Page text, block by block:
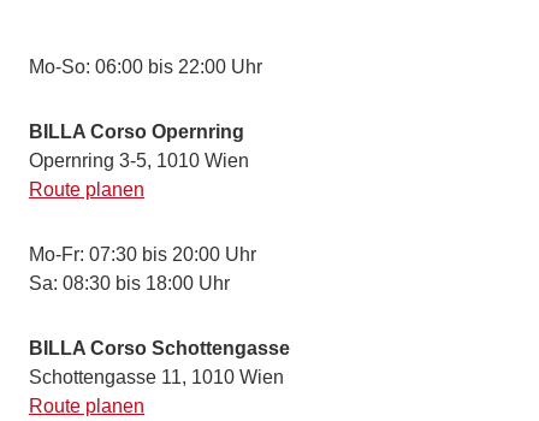
Mo-So: 06:00 bis 22:00 Uhr
BILLA Corso Opernring
Opernring 3-5, 1010 Wien
Route planen
Mo-Fr: 07:30 bis 20:00 Uhr
Sa: 08:30 bis 18:00 Uhr
BILLA Corso Schottengasse
Schottengasse 11, 1010 Wien
Route planen